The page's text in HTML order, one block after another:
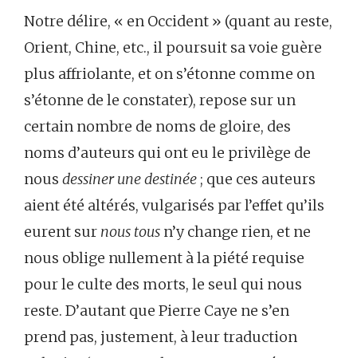
Notre délire, « en Occident » (quant au reste,
Orient, Chine, etc., il poursuit sa voie guère
plus affriolante, et on s’étonne comme on
s’étonne de le constater), repose sur un
certain nombre de noms de gloire, des
noms d’auteurs qui ont eu le privilège de
nous dessiner une destinée ; que ces auteurs
aient été altérés, vulgarisés par l’effet qu’ils
eurent sur nous tous n’y change rien, et ne
nous oblige nullement à la piété requise
pour le culte des morts, le seul qui nous
reste. D’autant que Pierre Caye ne s’en
prend pas, justement, à leur traduction